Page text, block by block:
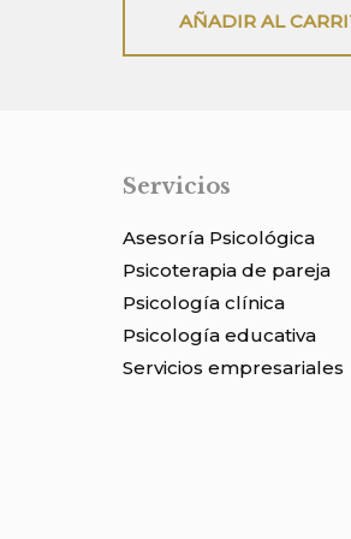
$35.$8.
AÑADIR AL
Servicios
Asesoría Psicológica
Psicoterapia de pareja
Psicología clínica
Psicología educativa
Servicios empresariales